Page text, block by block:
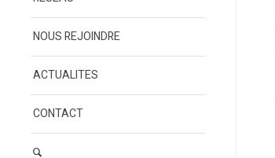
NOUS REJOINDRE
ACTUALITES
CONTACT